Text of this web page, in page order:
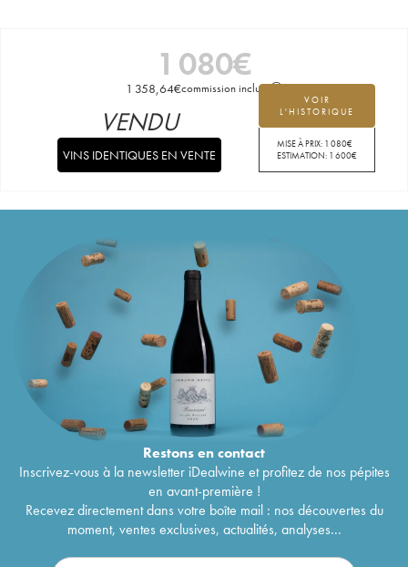
1 080€
1 358,64€commission incluse
VOIR
L'HISTORIQUE
MISE À PRIX: 1 080€
ESTIMATION: 1 600€
VENDU
VINS IDENTIQUES EN VENTE
Restons encontact
Inscrivez-vous à la newsletter iDealwine et profitez de nos pépites
en avant-première !
Recevez directement dans votre boîte mail : nos découvertes du
moment, ventes exclusives, actualités, analyses...